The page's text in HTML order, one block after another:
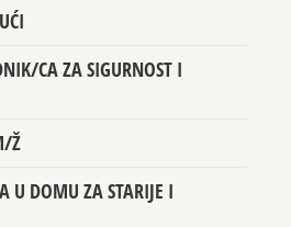
CA ZA SIGURNOST I
Ž
U DOMU ZA STARIJE I